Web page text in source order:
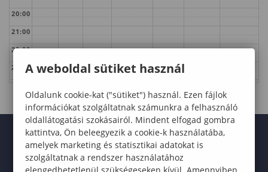
20:00
21:00
22:00
23:00A weboldal sütiket használ
Oldalunk cookie-kat ("sütiket") használ. Ezen fájlok
információkat szolgáltatnak számunkra a felhasználó
oldallátogatási szokásairól. Mindent elfogad gombra
kattintva, Ön beleegyezik a cookie-k használatába,
amelyek marketing és statisztikai adatokat is
szolgáltatnak a rendszer használatához